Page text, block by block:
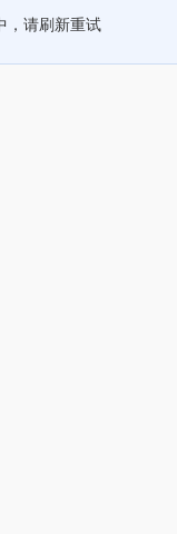
，请刷新重试